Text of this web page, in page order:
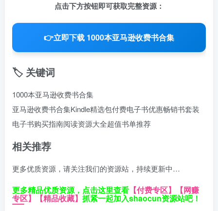
点击下方按钮即可获取完整资源：
👉立即下载 1000本亚马逊收费书合集
🏷️ 关键词
1000本亚马逊收费书合集
亚马逊收费书合集Kindle精选包付费电子书优惠畅销书套装
电子书购买指南阅读资源大全超值书单推荐
相关推荐
更多优质资源，请关注我们的资源站，持续更新中…
更多精品优质资源，点击这里查看 【付费专区】 【网赚
专区】 【精品收藏】 抓紧一起加入shaocun资源站吧！